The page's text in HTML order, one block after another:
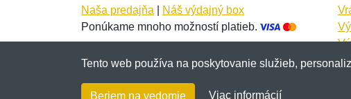
Pridať
Pridať
Naša predajňa
Náš výdajný box
Ponúkame mnoho možností platieb.
Tento web používa na poskytovanie služieb,
Beriem na vedomie Viac informácií